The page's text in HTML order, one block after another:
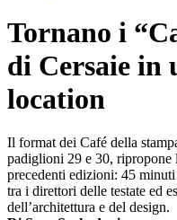
Tornano i
di Cersaie in
location
Il format dei Café della
padiglioni 29 e 30, ripropone
precedenti edizioni: 45
tra i direttori delle testate ed
dell’architettura e del design.